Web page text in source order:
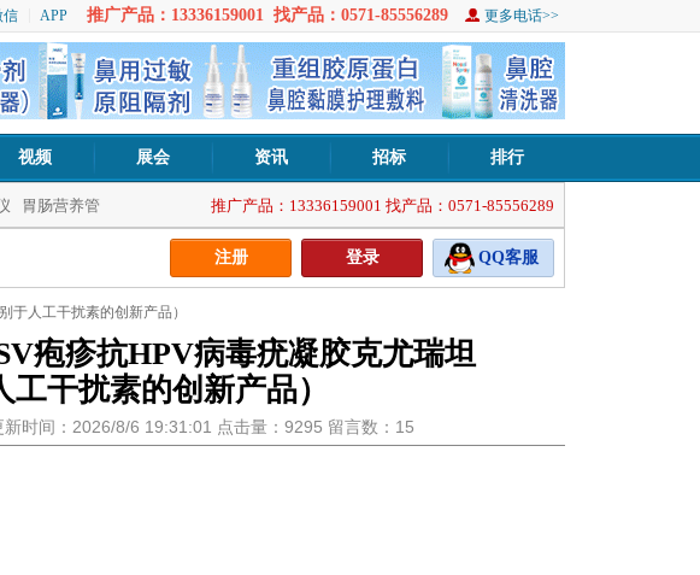
信 APP 推广产品：13336159001 找产品：0571-85556289 更多电话>>
视频 展会 资讯 招标 排行
推广产品：13336159001 找产品：0571-85556289
胃肠营养管
注册 登录 QQ客服
于人工干扰素的创新产品）
疱疹抗HPV病毒疣凝胶克尤瑞坦
干扰素的创新产品）
时间：2026/8/6 19:31:01 点击量：9295 留言数：15